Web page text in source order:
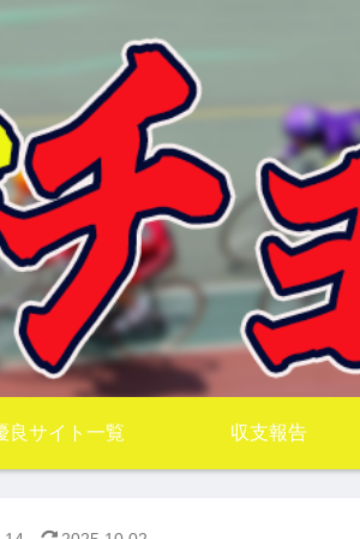
良サイト一覧 収支報告